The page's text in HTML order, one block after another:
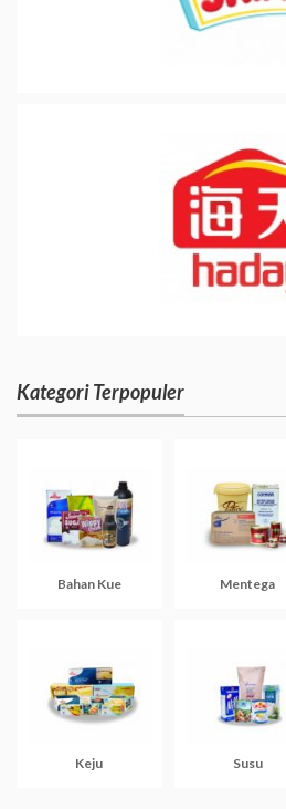
Kategori Terpopuler
Bahan Kue Mentega
Keju Susu